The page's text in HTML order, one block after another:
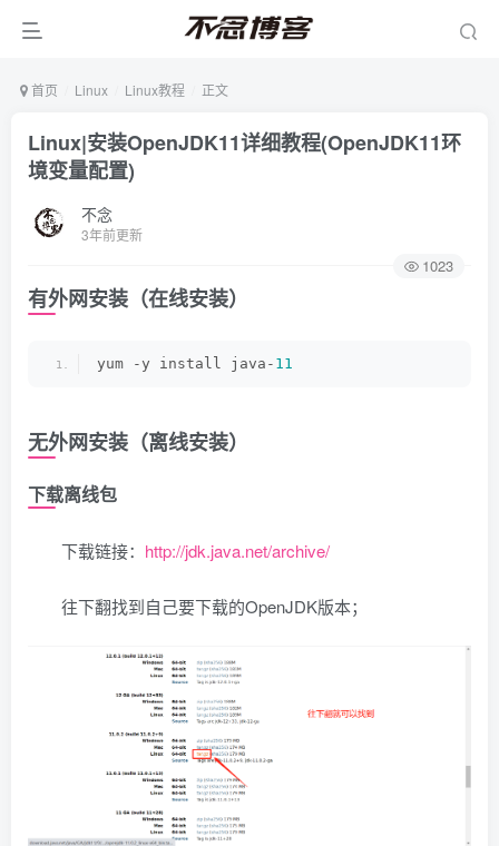
首页 Linux Linux教程 正文
Linux|安装OpenJDK11详细教程(OpenJDK11环
境变量配置)
不念
3年前更新
1023
有外网安装（在线安装）
yum -y install java- 11
无外网安装（离线安装）
下载离线包
下载链接： http://jdk.java.net/archive/
往下翻找到自己要下载的OpenJDK版本；